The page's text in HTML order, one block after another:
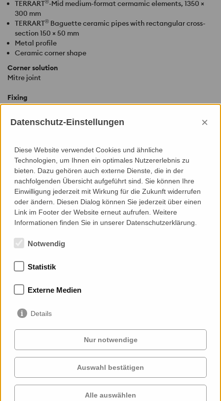
TERRART -Mid medium-format cermamic elements, 1350 ×
300 mm
TERRART® Baguette ceramic pipes with rectangular cross-
section 150 × 50 mm
Metal profile
Ceramic corner shape
Corner solution
Mitre joint
Fixing
TERRART®Flex hidden substructure, vertical aluminium profile
with 3D adjustable fixing
Unglazed natural shade
Characteristics
A big variety of colours for glazed units, standard chart of
moldings can be completed by individual molding forms
adapted to the building structure, maximal size Terra Large
1800 × 600 mm
Back to Index
Memberships
Services
Cases
Clients
Projects
Datenschutz-Einstellungen ×
Diese Website verwendet Cookies und ähnliche
Technologien, um Ihnen ein optimales Nutzererlebnis zu
bieten. Dazu gehören auch externe Dienste, die in der
nachfolgenden Übersicht aufgeführt sind. Sie können Ihre
Einwilligung jederzeit mit Wirkung für die Zukunft widerrufen
oder ändern. Diesen Dialog können Sie jederzeit über einen
Link im Footer der Website erneut aufrufen. Weitere
Informationen finden Sie in unserer Datenschutzerklärung.
Notwendig
Statistik
Externe Medien
Details
Nur notwendige
Auswahl bestätigen
Alle auswählen